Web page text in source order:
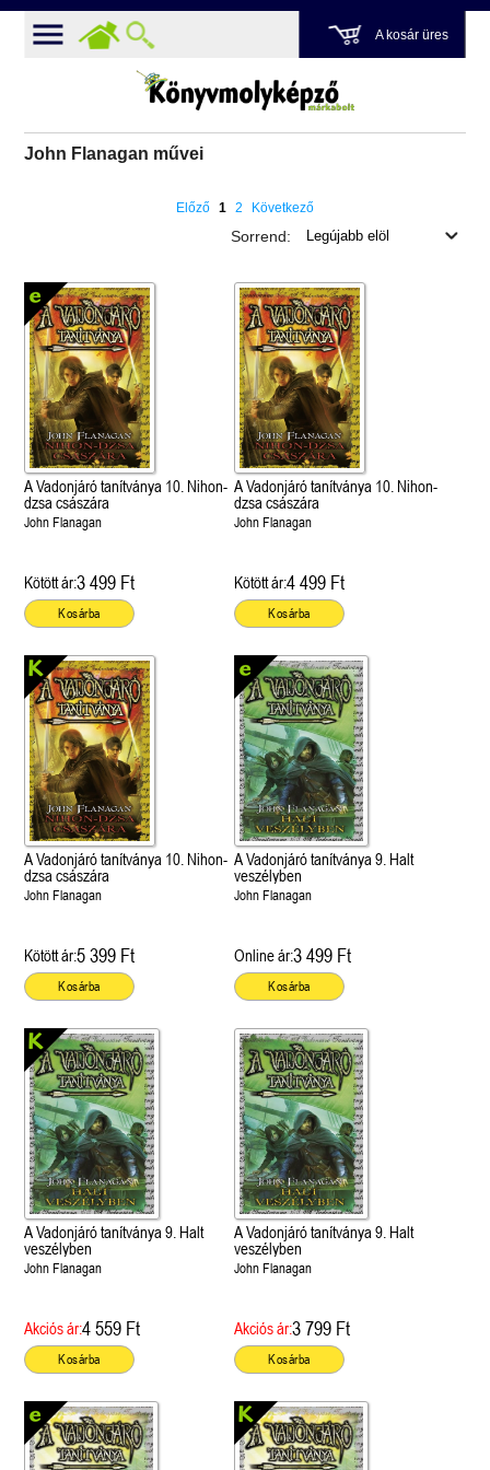
A kosár üres
John Flanagan művei
cél (Off-Campus 4.)
olvasható!
21.
Grace and Glory - Kegyelem és
dicsőség (Az Előhírnök-trilógia
Különleges éldekorált kiadás!
31.
Előző 1 2 Következő
Sorrend:
A Vadonjáró tanítványa 10. Nihon-
dzsa császára
John Flanagan
Kötött ár:3 499 Ft
Kosárba
A Vadonjáró tanítványa 10. Nihon-
dzsa császára
John Flanagan
Kötött ár:4 499 Ft
Kosárba
A Vadonjáró tanítványa 10. Nihon-
dzsa császára
John Flanagan
Kötött ár:5 399 Ft
Kosárba
A Vadonjáró tanítványa 9. Halt
veszélyben
John Flanagan
Online ár:3 499 Ft
Kosárba
A Vadonjáró tanítványa 9. Halt
veszélyben
John Flanagan
Akciós ár:4 559 Ft
Kosárba
A Vadonjáró tanítványa 9. Halt
veszélyben
John Flanagan
Akciós ár:3 799 Ft
Kosárba